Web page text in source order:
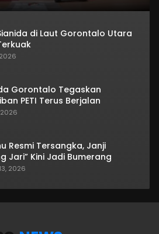
di Laut Gorontalo Utara
Gorontalo Tegaskan
PETI Terus Berjalan
Resmi Tersangka, Janji
Jari” Kini Jadi Bumerang
2026